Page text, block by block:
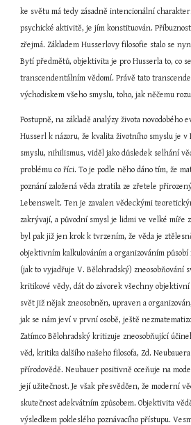
ke světu má tedy zásadně intencionální
psychické aktivitě, je jím konstituován.
zřejmá. Základem Husserlovy filosofie stalo se
Bytí předmětů, objektivita je pro Husserla to, co
transcendentálním vědomí. Právě tato
východiskem všeho smyslu, toho, jak něčemu
Postupně, na základě analýzy života novodobého
Husserl k názoru, že kvalita životního smyslu je v
smyslu, nihilismus, viděl jako důsledek selhání
problému co říci. To je podle něho dáno tím, že
poznání založená věda ztratila ze zřetele
Lebenswelt. Ten je zavalen vědeckými
zakrývají, a původní smysl je lidmi ve velké míře
byl pak již jen krok k tvrzením, že věda je
objektivním kalkulováním a organizováním
(jak to vyjadřuje V. Bělohradský) zneosobňování
kritikové vědy, dát do závorek všechny
svět již nějak zneosobněn, upraven a
jak se nám jeví v první osobě, ještě
Zatímco Bělohradský kritizuje zneosobňující
věd, kritika dalšího našeho filosofa, Zd.
přírodovědě. Neubauer positivně oceňuje na
její užitečnost. Je však přesvědčen, že moderní
skutečnost adekvátním způsobem. Objektivita
výsledkem pokleslého poznávacího přístupu.